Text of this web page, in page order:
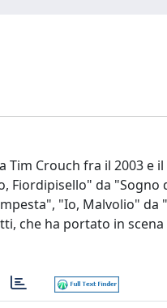
Crouch fra il 2003 e
Fiordipisello" da "Sogno
"Io, Malvolio" da
che ha portato in